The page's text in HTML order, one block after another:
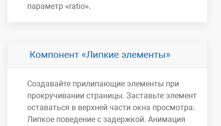
параметр «ratio».
Компонент Липкие элементы
Создавайте прилипающие элементы при
прокручивании страницы. Заставьте элемент
оставаться в верхней части окна просмотра.
Липкое поведение с задержкой. Анимация